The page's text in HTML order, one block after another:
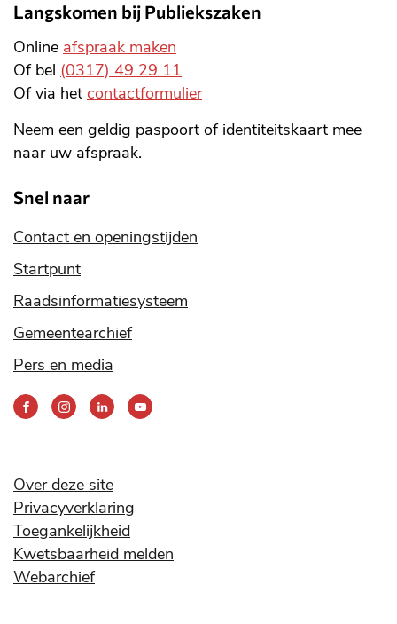
Langskomen bij Publiekszaken
Online afspraak maken
Of bel (0317) 49 29 11
Of via het contactformulier
Neem een geldig paspoort of identiteitskaart mee
naar uw afspraak.
Snel naar
Contact en openingstijden
Startpunt
Raadsinformatiesysteem
Gemeentearchief
Pers en media
Bereik
ons
social
media
kanalen
Over deze site
Privacyverklaring
Toegankelijkheid
Kwetsbaarheid melden
Webarchief